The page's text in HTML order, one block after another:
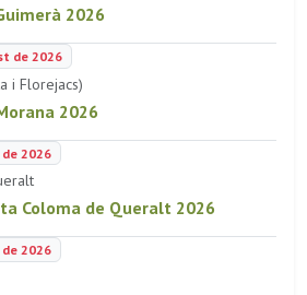
2026
de 2026
i Florejacs)
2026
2026
Coloma de Queralt 2026
2026